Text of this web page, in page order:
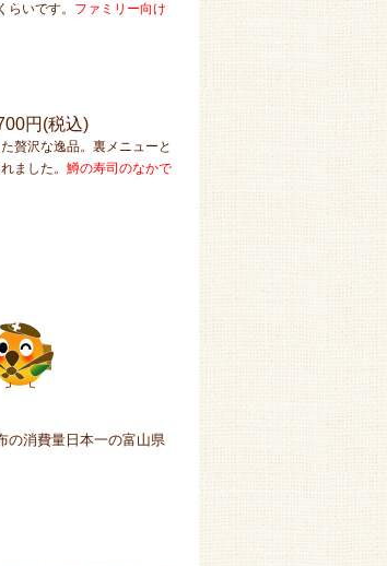
いです。 ファミリー向け
円(税込)
贅沢な逸品。裏メニューと
ました。 鱒の寿司のなかで
の消費量日本一の富山県